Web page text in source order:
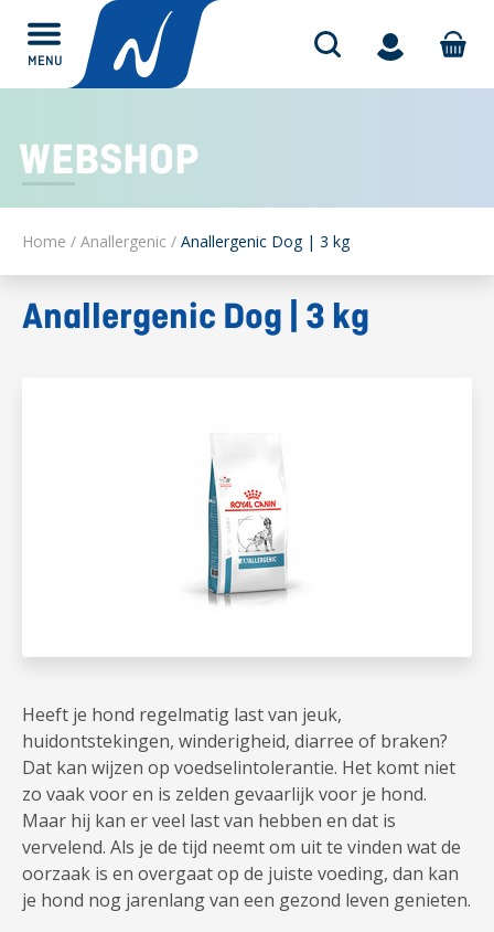
MENU
WEBSHOP
Home / Anallergenic / Anallergenic Dog | 3 kg
Anallergenic Dog | 3 kg
Heeft je hond regelmatig last van jeuk,
huidontstekingen, winderigheid, diarree of braken?
Dat kan wijzen op voedselintolerantie. Het komt niet
zo vaak voor en is zelden gevaarlijk voor je hond.
Maar hij kan er veel last van hebben en dat is
vervelend. Als je de tijd neemt om uit te vinden wat de
oorzaak is en overgaat op de juiste voeding, dan kan
je hond nog jarenlang van een gezond leven genieten.